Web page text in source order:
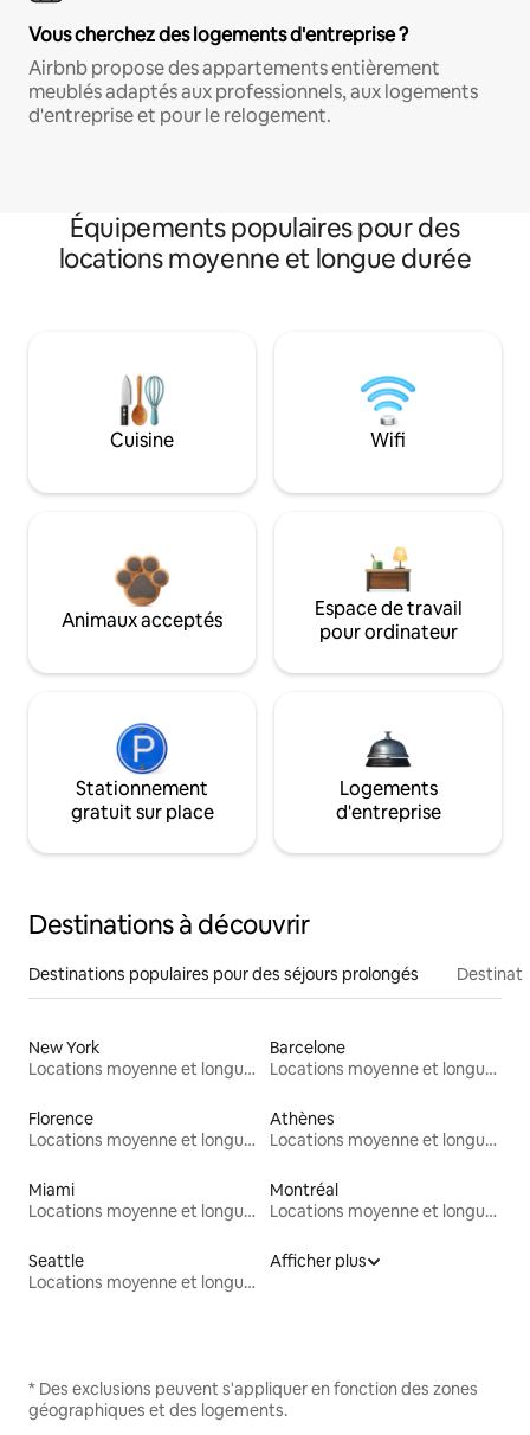
Vous cherchez des logements d'entreprise ?
Airbnb propose des appartements entièrement
meublés adaptés aux professionnels, aux logements
d'entreprise et pour le relogement.
Équipements populaires pour des
locations moyenne et longue durée
Cuisine Wifi
Animaux acceptés
Espace de travail
pour ordinateur
Stationnement
gratuit sur place
Logements
d'entreprise
Destinations à découvrir
Destinations populaires pour des séjours prolongés
New York
Locations moyenne et longue durée
Barcelone
Locations moyenne et longue durée
Florence
Locations moyenne et longue durée
Athènes
Locations moyenne et longue durée
Miami
Locations moyenne et longue durée
Montréal
Locations moyenne et longue durée
Seattle
Locations moyenne et longue durée
Afficher plus
* Des exclusions peuvent s'appliquer en fonction des zones
géographiques et des logements.